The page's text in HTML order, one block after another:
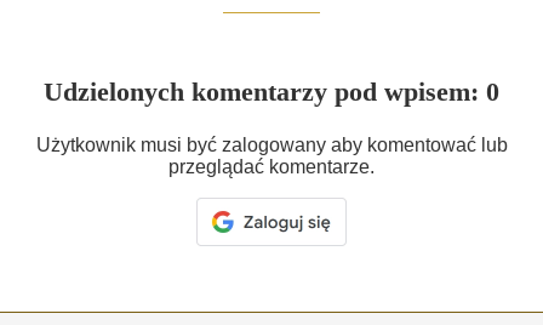
Udzielonych komentarzy pod wpisem: 0
Użytkownik musi być zalogowany aby komentować lub
przeglądać komentarze.